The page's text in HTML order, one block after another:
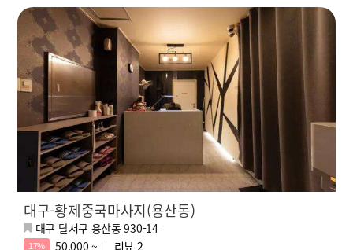
대구-황제중국마사지(용산동)
대구 달서구 용산동 930-14
17% 50,000 ~ 리뷰 2